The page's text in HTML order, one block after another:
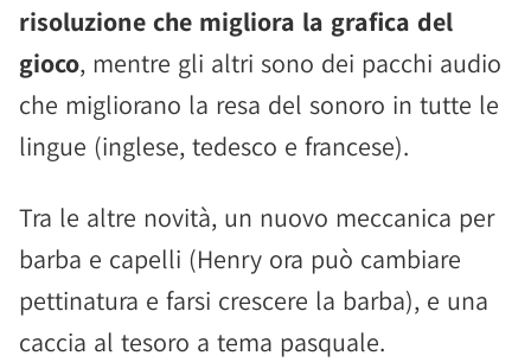
risoluzione che migliora la grafica del
gioco, mentre gli altri sono dei pacchi audio
che migliorano la resa del sonoro in tutte le
lingue (inglese, tedesco e francese).
Tra le altre novità, un nuovo meccanica per
barba e capelli (Henry ora può cambiare
pettinatura e farsi crescere la barba), e una
caccia al tesoro a tema pasquale.